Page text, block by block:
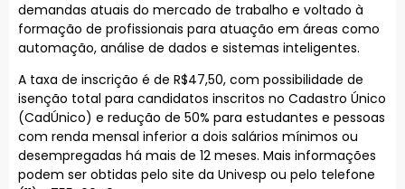
demandas atuais do mercado de trabalho e voltado à
formação de profissionais para atuação em áreas como
automação, análise de dados e sistemas inteligentes.
A taxa de inscrição é de R$47,50, com possibilidade de
isenção total para candidatos inscritos no Cadastro Único
(CadÚnico) e redução de 50% para estudantes e pessoas
com renda mensal inferior a dois salários mínimos ou
desempregadas há mais de 12 meses. Mais informações
podem ser obtidas pelo site da Univesp ou pelo telefone